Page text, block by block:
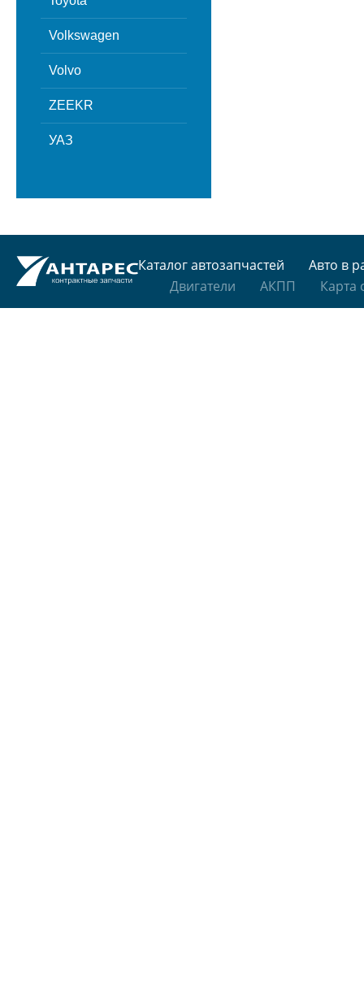
Volkswagen
Volvo
ZEEKR
УАЗ
Каталог автозапчастей
Авто в
Двигатели
АКПП Карта